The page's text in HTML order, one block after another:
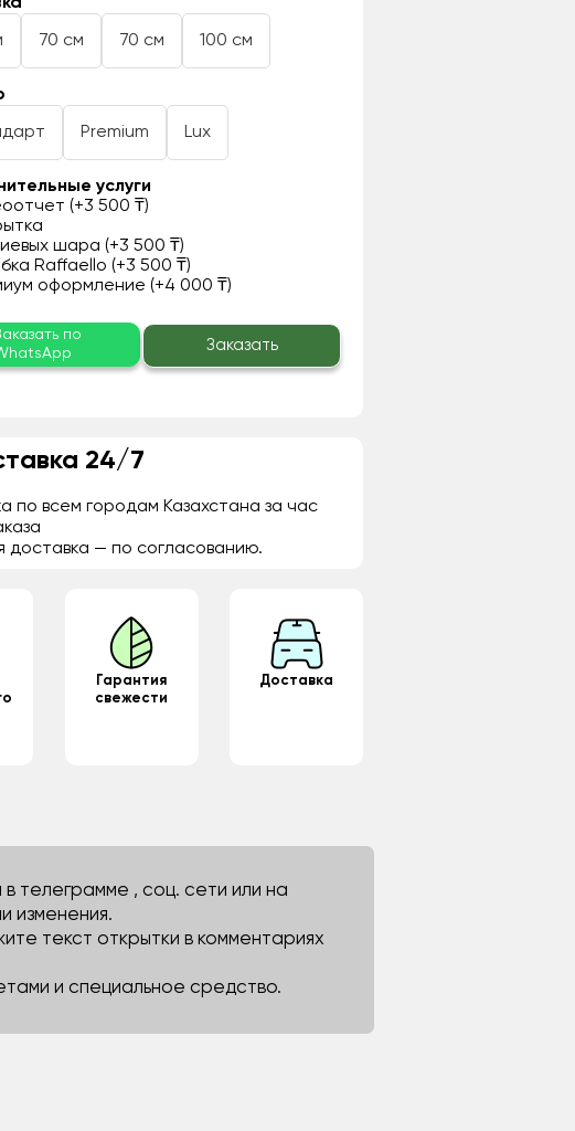
70 см 70 см 100 см
Premium Lux
услуги
(+3 500 ₸)
шара (+3 500 ₸)
Raffaello (+3 500 ₸)
оформление (+4 000 ₸)
по
Заказать
24/7
по всем городам Казахстана за час
доставка — по согласованию.
Гарантия
свежести
Доставка
телеграмме , соц. сети или на
изменения.
текст открытки в комментариях
и специальное средство.